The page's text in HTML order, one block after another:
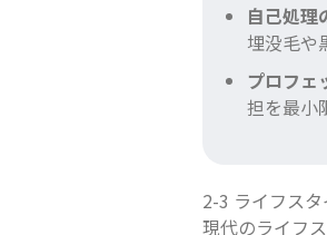
自己処理
埋没毛や
プロフェ
担を最小
2-3 ライフス
現代のライフ